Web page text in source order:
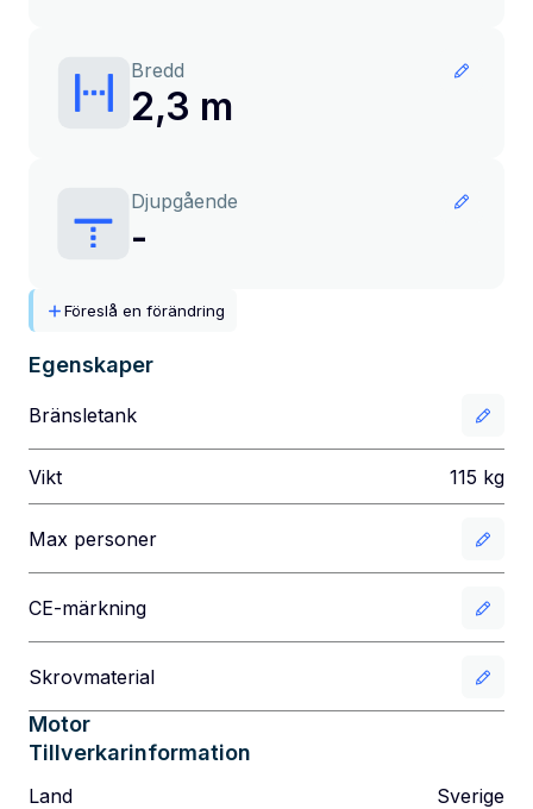
Bredd
2,3 m
Djupgående
-
Föreslå en förändring
Egenskaper
Bränsletank
Vikt 115 kg
Max personer
CE-märkning
Skrovmaterial
Motor
Tillverkarinformation
Land Sverige